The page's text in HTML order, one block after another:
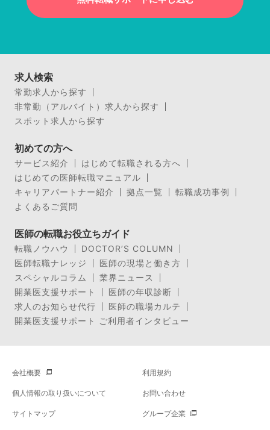
求人検索
常勤求人から探す
非常勤（アルバイト）求人から探す
スポット求人から探す
初めての方へ
サービス紹介
はじめて転職される方へ
はじめての医師転職マニュアル
キャリアパートナー紹介
拠点一覧
転職成功事例
よくあるご質問
医師の転職お役立ちガイド
転職ノウハウ
DOCTOR’S COLUMN
医師転職ナレッジ
医師の現場と働き方
スペシャルコラム
業界ニュース
開業医支援サポート
医師の年収診断
求人のお知らせ代行
医師の職場カルテ
開業医支援サポート ご利用者インタビュー
会社概要 利用規約
個人情報の取り扱いについて お問い合わせ
サイトマップ グループ企業